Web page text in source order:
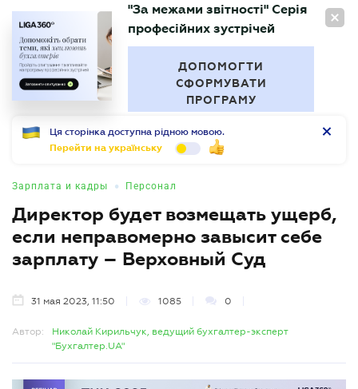
RU
БУХГАЛТЕР
"За межами звітності" Серія
професійних зустрічей
ДОПОМОГТИ
СФОРМУВАТИ
ПРОГРАМУ
Ця сторінка доступна рідною мовою.
Перейти на українську
Зарплата и кадры • Персонал
Директор будет возмещать ущерб,
если неправомерно завысит себе
зарплату – Верховный Суд
31 мая 2023, 11:50 1085 0
Автор:
Николай Кирильчук, ведущий бухгалтер-эксперт
"Бухгалтер.UA"